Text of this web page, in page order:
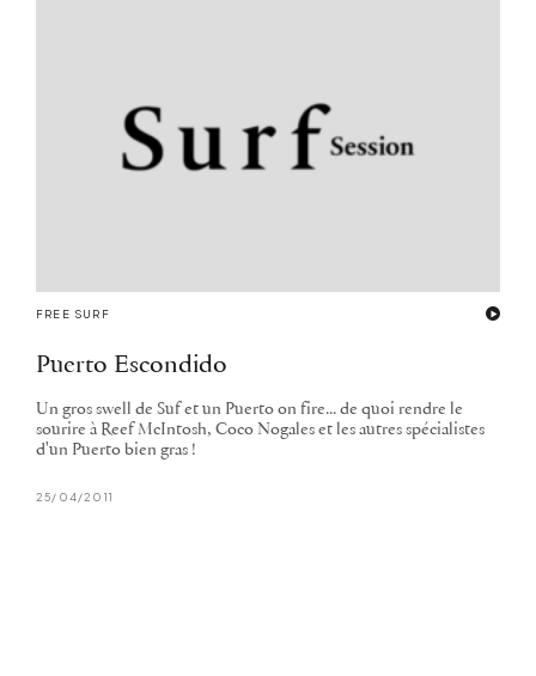
FREE SURF
Puerto Escondido
Un gros swell de Suf et un Puerto on fire... de quoi rendre le
sourire à Reef McIntosh, Coco Nogales et les autres spécialistes
d'un Puerto bien gras !
25/04/2011